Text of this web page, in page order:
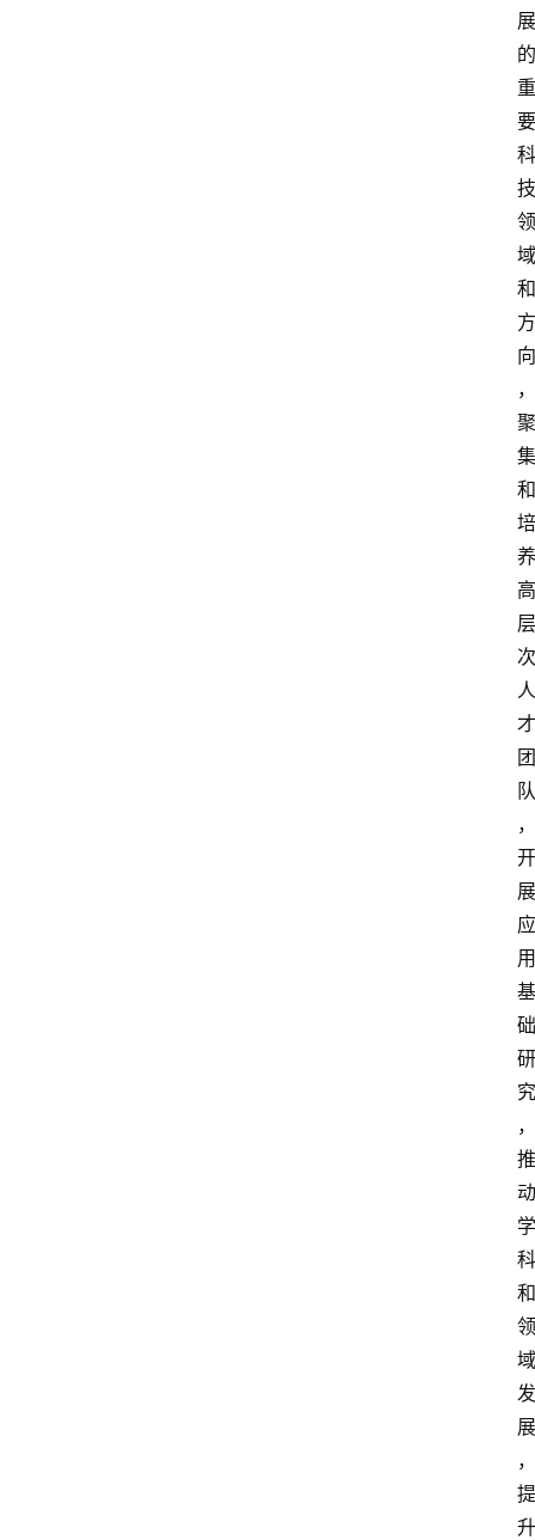
展
的
重
要
科
技
领
域
和
方
向
，
聚
集
和
培
养
高
层
次
人
才
团
队
，
开
展
应
用
基
础
研
究
，
推
动
学
科
和
领
域
发
展
，
提
升